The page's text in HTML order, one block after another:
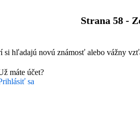
Strana 58 -
si hľadajú novú známosť alebo vážny
máte účet?
sa